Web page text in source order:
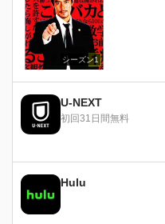
シーズン1
U-NEXT
初回31日間無料
Hulu